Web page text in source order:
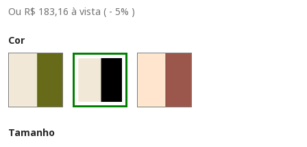
Ou R$ 183,16 à vista ( - 5% )
Cor
Tamanho